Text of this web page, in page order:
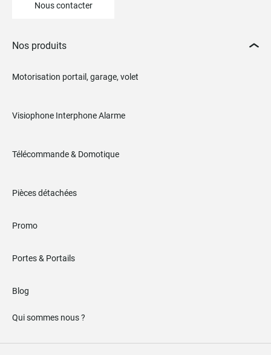
Nous contacter
Nos produits
Motorisation portail, garage, volet
Visiophone Interphone Alarme
Télécommande & Domotique
Pièces détachées
Promo
Portes & Portails
Blog
Qui sommes nous ?